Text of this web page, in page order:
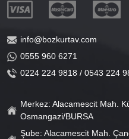
info@bozkurtav.com
0555 960 6271
0224 224 9818 / 0543 224
Merkez: Alacamescit Mah.
Osmangazi/BURSA
Şube: Alacamescit Mah.